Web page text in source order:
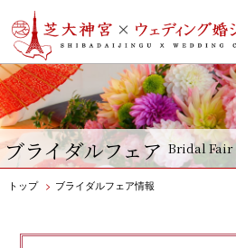
ブライダルフェア Bridal Fair
トップ > ブライダルフェア情報